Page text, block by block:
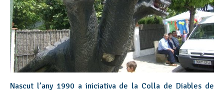
Nascut l’any 1990 a iniciativa de la Colla de Diables de